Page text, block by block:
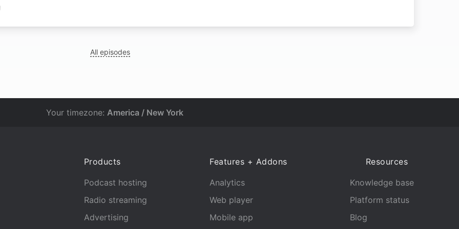
All episodes
Your timezone: America / New York
Products
Podcast hosting
Radio streaming
Advertising
Features + Addons
Analytics
Web player
Mobile app
Resources
Knowledge base
Platform status
Blog